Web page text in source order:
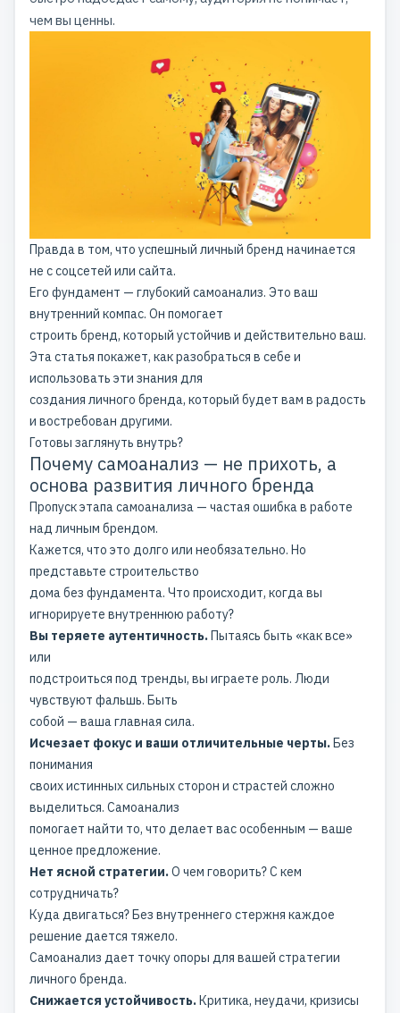
чем вы ценны.
Правда в том, что успешный личный бренд начинается
не с соцсетей или сайта.
Его фундамент — глубокий самоанализ. Это ваш
внутренний компас. Он помогает
строить бренд, который устойчив и действительно ваш.
Эта статья покажет, как разобраться в себе и
использовать эти знания для
создания личного бренда, который будет вам в радость
и востребован другими.
Готовы заглянуть внутрь?
Почему самоанализ — не прихоть, а
основа развития личного бренда
Пропуск этапа самоанализа — частая ошибка в работе
над личным брендом.
Кажется, что это долго или необязательно. Но
представьте строительство
дома без фундамента. Что происходит, когда вы
игнорируете внутреннюю работу?
Вы теряете аутентичность. Пытаясь быть «как все»
или
подстроиться под тренды, вы играете роль. Люди
чувствуют фальшь. Быть
собой — ваша главная сила.
Исчезает фокус и ваши отличительные черты. Без
понимания
своих истинных сильных сторон и страстей сложно
выделиться. Самоанализ
помогает найти то, что делает вас особенным — ваше
ценное предложение.
Нет ясной стратегии.О чем говорить? С кем
сотрудничать?
Куда двигаться? Без внутреннего стержня каждое
решение дается тяжело.
Самоанализ дает точку опоры для вашей стратегии
личного бренда.
Снижается устойчивость. Критика, неудачи, кризисы